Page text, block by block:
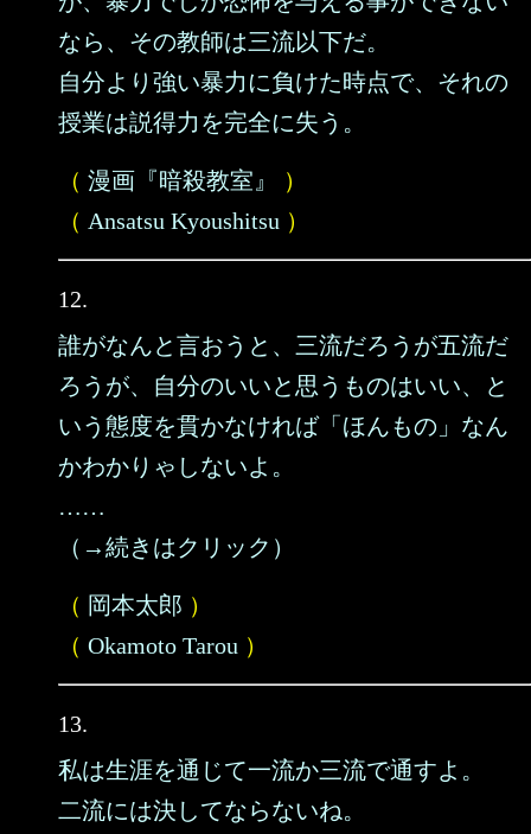
なら、その教師は三流以下だ。
自分より強い暴力に負けた時点で、それの
授業は説得力を完全に失う。
（ 漫画『暗殺教室』
）
（ Ansatsu Kyoushitsu ）
12.
誰がなんと言おうと、三流だろうが五流だ
ろうが、自分のいいと思うものはいい、と
いう態度を貫かなければ「ほんもの」なん
かわかりゃしないよ。
……
（→続きはクリック）
（ 岡本太郎 ）
（ Okamoto Tarou ）
13.
私は生涯を通じて一流か三流で通すよ。
二流には決してならないね。